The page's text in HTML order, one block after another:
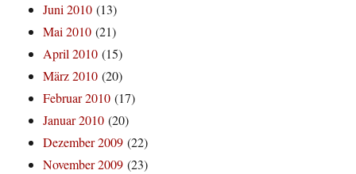
Juni 2010 (13)
Mai 2010 (21)
April 2010 (15)
März 2010 (20)
Februar 2010 (17)
Januar 2010 (20)
Dezember 2009 (22)
November 2009 (23)